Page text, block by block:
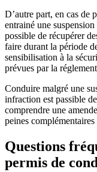
D’autre part, en cas de
entrainé une
possible de récupérer
faire durant la période
sensibilisation à la
prévues par la
Conduire malgré une
infraction est passible
comprendre une
peines
Questions
permis de